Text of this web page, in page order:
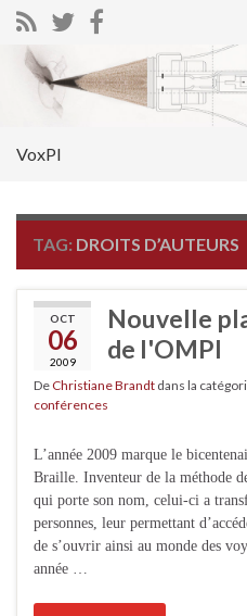
Search for:
VoxPI
TAG: DROITS D’AUTEURS
OCT
06
2009
Nouvelle
de l'OMPI
De Christiane Brandt dans la
conférences
L’année 2009 marque le
Braille. Inventeur de la méthode
qui porte son nom, celui-ci a
personnes, leur permettant
de s’ouvrir ainsi au monde des
année …